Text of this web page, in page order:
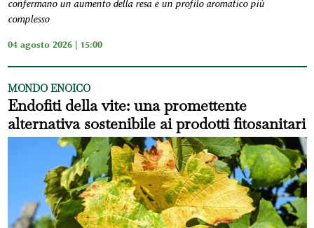
confermano un aumento della resa e un profilo aromatico più
complesso
04 agosto 2026 | 15:00
MONDO ENOICO
Endofiti della vite: una promettente
alternativa sostenibile ai prodotti fitosanitari